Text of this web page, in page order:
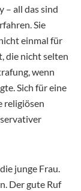
– all das sind
Sie
einmal für
die nicht selten
wenn
Sich für eine
religiösen
junge Frau.
Der gute Ruf